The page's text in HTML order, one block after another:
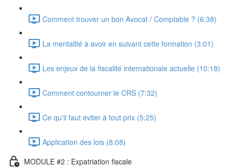
Comment trouver un bon Avocat / Comptable ? (6:38)
La mentalité à avoir en suivant cette formation (3:01)
Les enjeux de la fiscalité internationale actuelle (10:18)
Comment contourner le CRS (7:32)
Ce qu'il faut éviter à tout prix (5:25)
Application des lois (8:08)
MODULE #2 : Expatriation fiscale